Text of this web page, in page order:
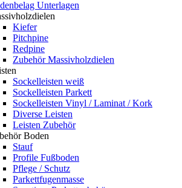
Unterlagen
Kiefer
Pitchpine
Redpine
Zubehör Massivholzdielen
Sockelleisten weiß
Sockelleisten Parkett
Sockelleisten Vinyl / Laminat / Kork
Diverse Leisten
Leisten Zubehör
Boden
Stauf
Profile Fußboden
Pflege / Schutz
Parkettfugenmasse